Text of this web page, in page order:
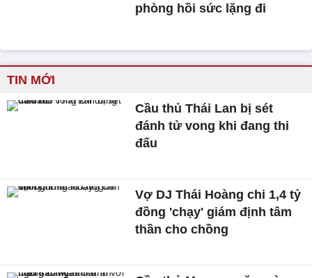
phòng hồi sức lặng đi
TIN MỚI
Cầu thủ Thái Lan bị sét
đánh tử vong khi đang thi
đấu
Vợ DJ Thái Hoàng chi 1,4 tỷ
đồng 'chạy' giám định tâm
thần cho chồng